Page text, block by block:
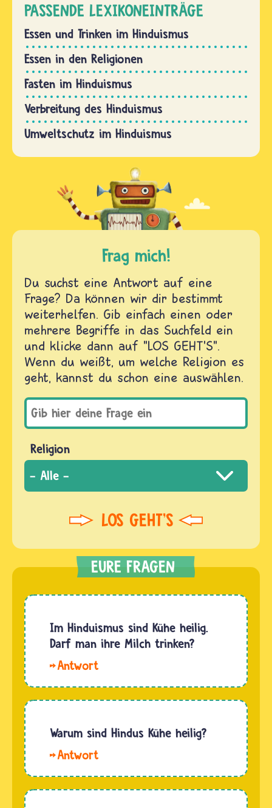
PASSENDE LEXIKONEINTRÄGE
Essen und Trinken im Hinduismus
Essen in den Religionen
Fasten im Hinduismus
Verbreitung des Hinduismus
Umweltschutz im Hinduismus
Frag mich!
Du suchst eine Antwort auf eine
Frage? Da können wir dir bestimmt
weiterhelfen. Gib einfach einen oder
mehrere Begriffe in das Suchfeld ein
und klicke dann auf "LOS GEHT'S".
Wenn du weißt, um welche Religion es
geht, kannst du schon eine auswählen.
Religion
Im Hinduismus sind Kühe heilig.
Darf man ihre Milch trinken?
Hindus
die Kühe
heilig,
sondern
die
Warum sind Hindus Kühe heilig?
Manche